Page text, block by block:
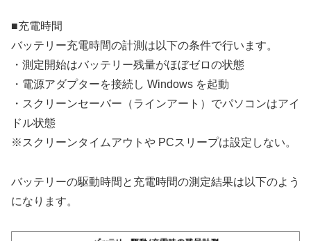
■充電時間
バッテリー充電時間の計測は以下の条件で行います。
・測定開始はバッテリー残量がほぼゼロの状態
・電源アダプターを接続し Windows を起動
・スクリーンセーバー（ラインアート）でパソコンはアイ
ドル状態
※スクリーンタイムアウトや PCスリープは設定しない。
バッテリーの駆動時間と充電時間の測定結果は以下のよう
になります。